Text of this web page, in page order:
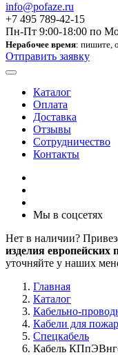
info@pofaze.ru
+7 495 789-42-15
Пн-Пт 9:00-18:00 по
Нерабочее время: пишите,
Отправить заявку
Каталог
Оплата
Доставка
Отзывы
Сотрудничество
Контакты
Мы в соцсетях
Нет в наличии?
изделия европейских
уточняйте у наших
Главная
Каталог
Кабельно-
Кабели для
Спецкабель
Кабель